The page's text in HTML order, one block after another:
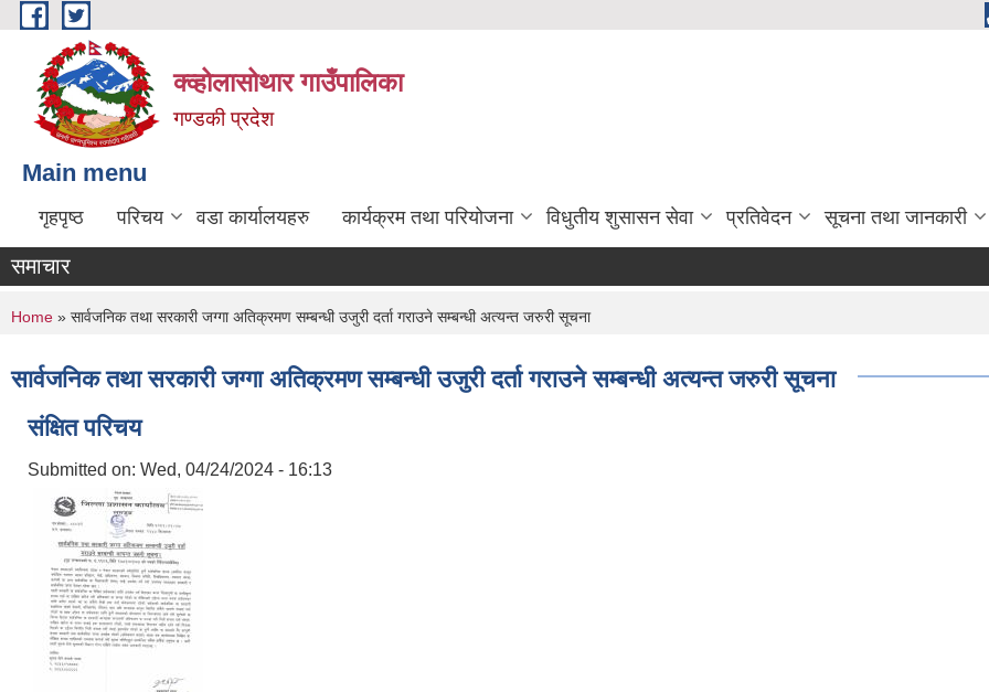
Skip to main content
क्व्होलासोथार गाउँपालिका
गण्डकी प्रदेश
Main menu
गृहपृष्ठ परिचय वडा कार्यालयहरु कार्यक्रम तथा परियोजना विधुतीय शुसासन सेवा प्रतिवेदन सूचना तथा जानकारी
समाचार
You are here
Home » सार्वजनिक तथा सरकारी जग्गा अतिक्रमण सम्बन्धी उजुरी दर्ता गराउने सम्बन्धी अत्यन्त जरुरी सूचना
सार्वजनिक तथा सरकारी जग्गा अतिक्रमण सम्बन्धी उजुरी दर्ता गराउने सम्बन्धी अत्यन्त जरुरी सूचना
संक्षित परिचय
Submitted on: Wed, 04/24/2024 - 16:13